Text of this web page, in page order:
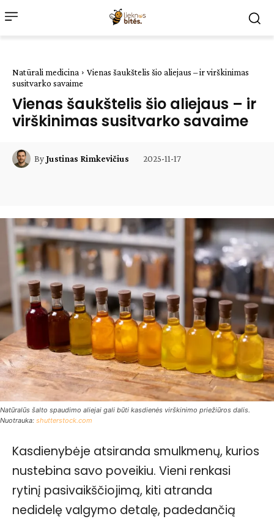
Natūrali medicina
Vienas šaukštelis šio aliejaus – ir virškinimas
susitvarko savaime
Vienas šaukštelis šio aliejaus – ir
virškinimas susitvarko savaime
ByJustinas Rimkevičius 2025-11-17
Natūralūs šalto spaudimo aliejai gali būti kasdienės virškinimo priežiūros dalis.
Nuotrauka: shutterstock.com
Kasdienybėje atsiranda smulkmenų, kurios
nustebina savo poveikiu. Vieni renkasi
rytinį pasivaikščiojimą, kiti atranda
nedidelę valgymo detalę, padedančią